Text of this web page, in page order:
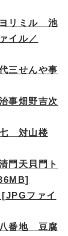
リミル 池
イル／
三せんや事
畑野吉次
対山楼
門天貝門ト
ファイ
番地 豆腐